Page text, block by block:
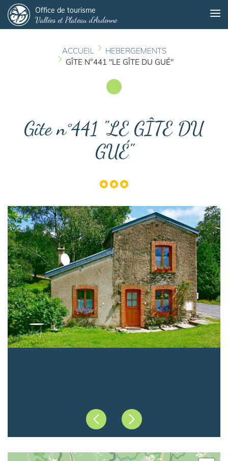
au
contenu
Office de tourisme
Vallées et Plateau d'Ardenne
ACCUEIL
HEBERGEMENTS
GÎTE N°441 "LE GÎTE DU GUÉ"
Gîte n°441 "LE GÎTE DU
GUÉ"
PrécédentSuivant
Panneau de gestion des cookies